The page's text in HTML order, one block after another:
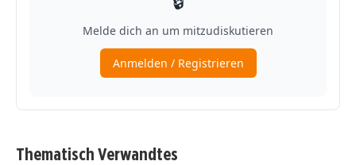
Thematisch Verwandtes